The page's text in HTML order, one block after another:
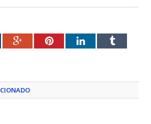
Google+PinterestLinkedInTumblr